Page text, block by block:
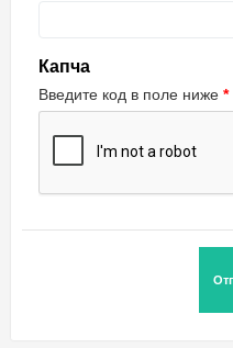
Капча
Введите код в поле ниже